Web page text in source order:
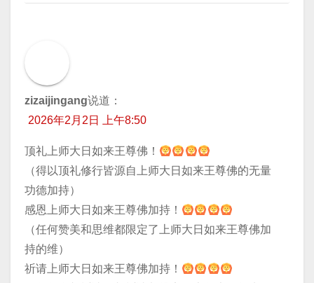
zizaijingang说道：
2026年2月2日 上午8:50
顶礼上师大日如来王尊佛！
（得以顶礼修行皆源自上师大日如来王尊佛的无量
功德加持）
感恩上师大日如来王尊佛加持！
（任何赞美和思维都限定了上师大日如来王尊佛加
持的维）
祈请上师大日如来王尊佛加持！